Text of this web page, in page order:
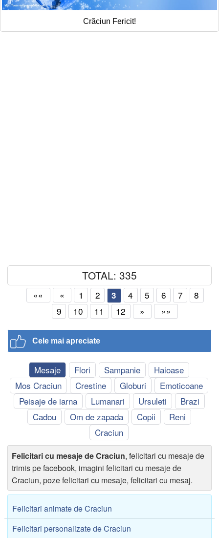
Crăciun Fericit!
TOTAL: 335
«« « 1 2 3 4 5 6 7
8
9
10 11 12 » »»
Cele mai apreciate
Mesaje Flori Sampanie
Haioase
Mos Craciun
Crestine Globuri
Emoticoane
Peisaje de iarna
Lumanari Ursuleti
Brazi
Cadou
Om de zapada Copii
Reni
Craciun
Felicitari cu mesaje de Craciun, felicitari cu mesaje de
trimis pe facebook, imagini felicitari cu mesaje de
Craciun, poze felicitari cu mesaje, felicitari cu mesaj.
Felicitari animate de Craciun
Felicitari personalizate de Craciun